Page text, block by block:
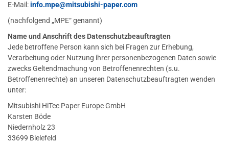
E-Mail:info.mpe@mitsubishi-paper.com
(nachfolgend „MPE“ genannt)
Name und Anschrift des Datenschutzbeauftragten
Jede betroffene Person kann sich bei Fragen zur Erhebung,
Verarbeitung oder Nutzung ihrer personenbezogenen Daten sowie
zwecks Geltendmachung von Betroffenenrechten (s.u.
Betroffenenrechte) an unseren Datenschutzbeauftragten wenden
unter:
Mitsubishi HiTec Paper Europe GmbH
Karsten Böde
Niedernholz 23
33699 Bielefeld